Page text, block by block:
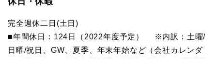
完全週休二日(土日)
■年間休日：124日（2022年度予定） ※内訳：土曜/
日曜/祝日、GW、夏季、年末年始など（会社カレンダ